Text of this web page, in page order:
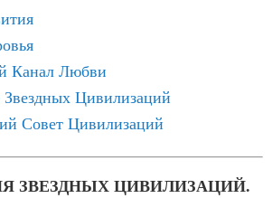
Канал Любви
Цивилизаций
Совет Цивилизаций
ЗВЕЗДНЫХ ЦИВИЛИЗАЦИЙ.